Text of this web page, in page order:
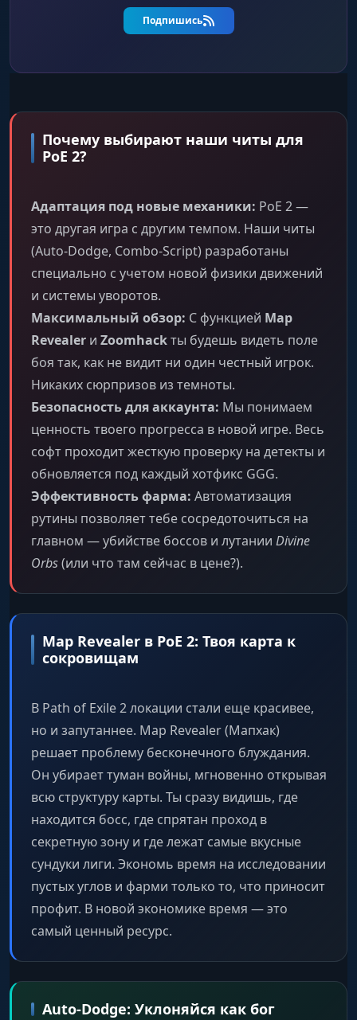
Подпишись
Почему выбирают наши читы для
PoE 2?
Адаптация под новые механики: PoE 2 —
это другая игра с другим темпом. Наши читы
(Auto-Dodge, Combo-Script) разработаны
специально с учетом новой физики движений
и системы уворотов.
Максимальный обзор: С функцией Map
Revealer и Zoomhackты будешь видеть поле
боя так, как не видит ни один честный игрок.
Никаких сюрпризов из темноты.
Безопасность для аккаунта: Мы понимаем
ценность твоего прогресса в новой игре. Весь
софт проходит жесткую проверку на детекты и
обновляется под каждый хотфикс GGG.
Эффективность фарма: Автоматизация
рутины позволяет тебе сосредоточиться на
главном — убийстве боссов и лутании Divine
Orbs(или что там сейчас в цене?).
Map Revealer в PoE 2: Твоя карта к
сокровищам
В Path of Exile 2 локации стали еще красивее,
но и запутаннее. Map Revealer (Мапхак)
решает проблему бесконечного блуждания.
Он убирает туман войны, мгновенно открывая
всю структуру карты. Ты сразу видишь, где
находится босс, где спрятан проход в
секретную зону и где лежат самые вкусные
сундуки лиги. Экономь время на исследовании
пустых углов и фарми только то, что приносит
профит. В новой экономике время — это
самый ценный ресурс.
Auto-Dodge: Уклоняйся как бог